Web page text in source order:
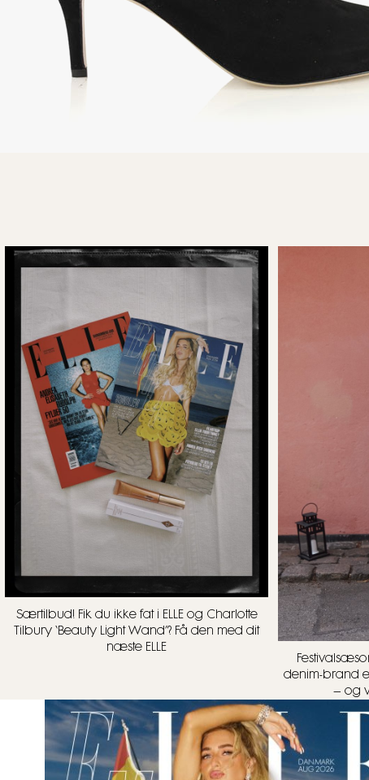
Særtilbud! Fik du ikke fat i ELLE og Charlotte
Tilbury ‘Beauty Light Wand’? Få den med dit
næste ELLE
denim-brand
– og